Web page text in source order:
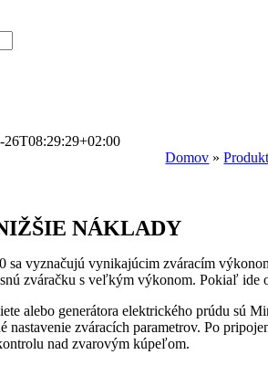
26T08:29:29+02:00
Domov »
NÁKLADY
sa vyznačujú vynikajúcim zváracím
zváračku s veľkým výkonom. Pokiaľ ide
alebo generátora elektrického prúdu sú
zváracích parametrov. Po
nad zvarovým kúpeľom.